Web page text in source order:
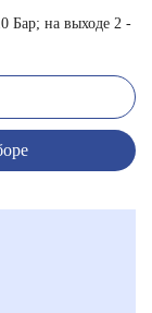
Бар; на выходе 2 -